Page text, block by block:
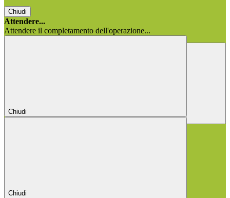
Chiudi
Attendere...
Attendere il completamento dell'operazione...
Chiudi
Chiudi